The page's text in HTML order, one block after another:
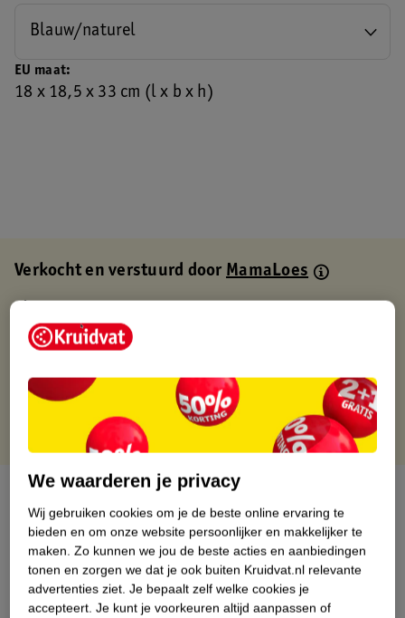
EU maat
18 x 18,5 x 33 cm (l x b x h)
Blauw/naturel
Verkocht en verstuurd doorMamaLoes
Gratis thuisbezorgd
Gratis retourneren via verkooppartner.
Gratis punten met je Kruidvat kaart
Over dit product
Productinformatie
Etiketinformatie
We waarderen je privacy
Wij gebruiken cookies om je de beste online ervaring te
bieden en om onze website persoonlijker en makkelijker te
maken. Zo kunnen we jou de beste acties en aanbiedingen
tonen en zorgen we dat je ook buiten Kruidvat.nl relevante
advertenties ziet. Je bepaalt zelf welke cookies je
accepteert. Je kunt je voorkeuren altijd aanpassen of